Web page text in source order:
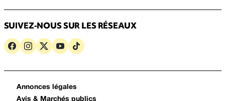
SUIVEZ-NOUS SUR LES RÉSEAUX
Annonces légales
Avis & Marchés publics